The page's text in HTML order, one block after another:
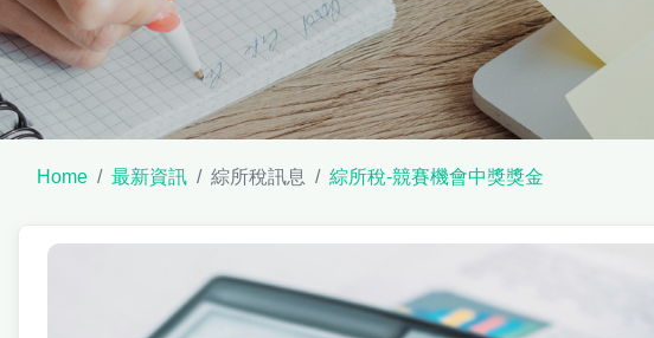
Home 最新資訊 綜所稅訊息 綜所稅-競賽機會中獎獎金